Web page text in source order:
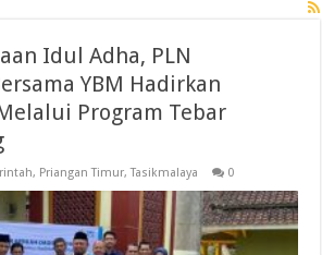
Idul Adha, PLN
YBM Hadirkan
Program Tebar
, Priangan Timur,Tasikmalaya 0